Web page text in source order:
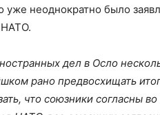
неоднократно было
НАТО.
дел в Осло
рано предвосхищать
что союзники согласны